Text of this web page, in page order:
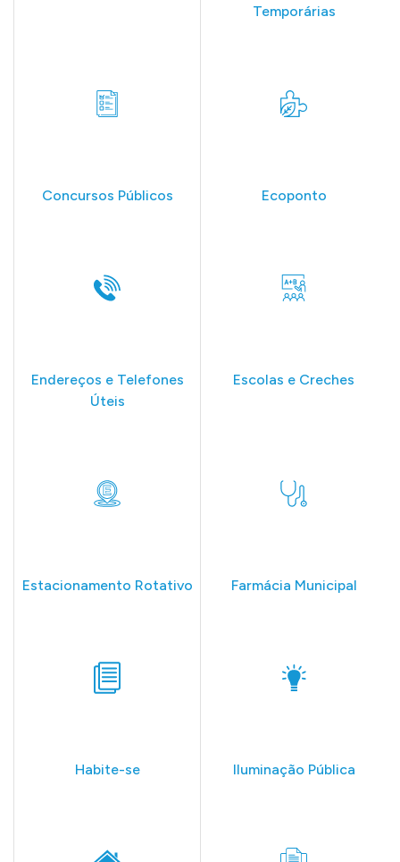
Temporárias
Concursos Públicos Ecoponto
Endereços e Telefones
Úteis
Escolas e Creches
Estacionamento Rotativo Farmácia Municipal
Habite-se Iluminação Pública